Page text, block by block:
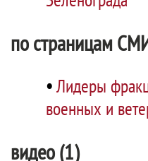
по страницам
•Лидеры
военных и
видео (1)